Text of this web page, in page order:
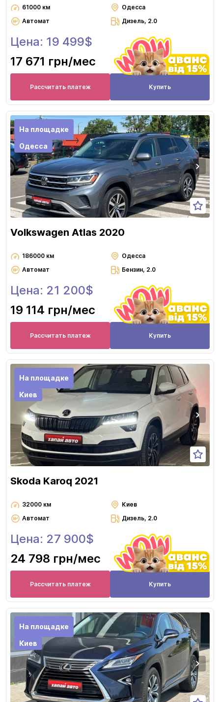
61000 км
Одесса
Автомат
Дизель, 2.0
Цена: 19 499$
17 671 грн/мес
Рассчитать платеж Купить
На площадке
Одесса
Volkswagen Atlas 2020
186000 км
Одесса
Автомат
Бензин, 2.0
Цена: 21 200$
19 114 грн/мес
Рассчитать платеж Купить
На площадке
Киев
Skoda Karoq 2021
32000 км
Киев
Автомат
Дизель, 2.0
Цена: 27 900$
24 798 грн/мес
Рассчитать платеж Купить
На площадке
Киев